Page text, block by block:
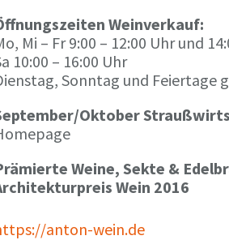
Weinverkauf:
Mi – Fr 9:00 – 12:00 Uhr und
10:00 – 16:00 Uhr
Sonntag und Feiertage
Oktober
Weine, Sekte &
Wein 2016
anton-wein.de